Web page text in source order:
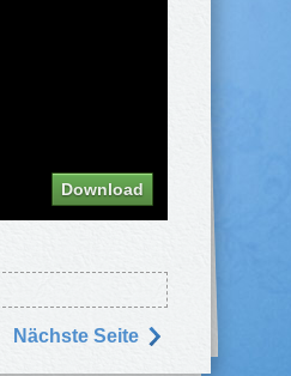
Download
Nächste Seite